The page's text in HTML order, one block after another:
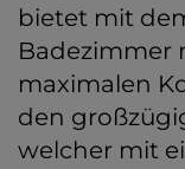
bietet mit
Badezimmer
maximalen
den
welcher mit